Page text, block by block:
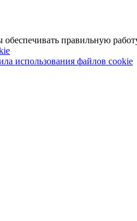
правильную
использования файлов cookie